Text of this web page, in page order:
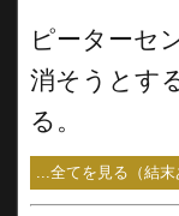
ピーターセ
消そうとす
る。
...全てを見る（結末